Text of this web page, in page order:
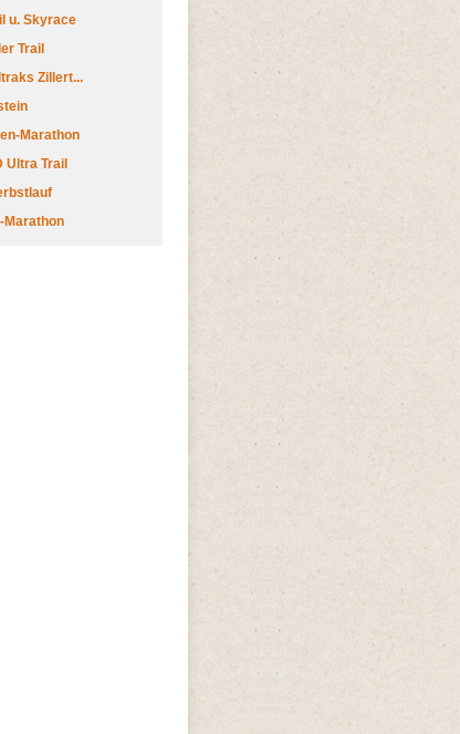
u. Skyrace
Trail
Zillert...
Marathon
Ultra Trail
Marathon